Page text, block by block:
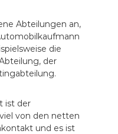
Abteilungen an,
die
der
ist der
von den netten
und es ist